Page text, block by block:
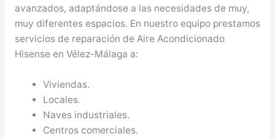
avanzados, adaptándose a las necesidades de muy,
muy diferentes espacios. En nuestro equipo prestamos
servicios de reparación de Aire Acondicionado
Hisense en Vélez-Málaga a:
Viviendas.
Locales.
Naves industriales.
Centros comerciales.